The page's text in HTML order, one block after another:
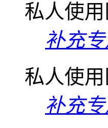
私人使
补充
私人使
补充